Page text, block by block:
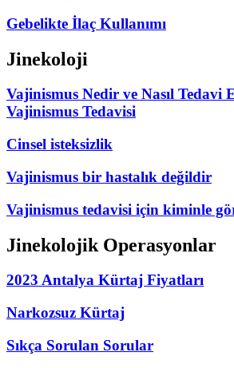
Gebelikte İlaç Kullanımı
Jinekoloji
Vajinismus Nedir ve Nasıl Tedavi
Vajinismus Tedavisi
Cinsel isteksizlik
Vajinismus bir hastalık değildir
Vajinismus tedavisi için kiminle
Jinekolojik Operasyonlar
2023 Antalya Kürtaj Fiyatları
Narkozsuz Kürtaj
Sıkça Sorulan Sorular